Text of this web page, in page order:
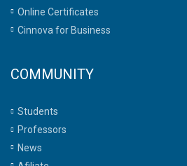
Online Certificates
Cinnova for Business
COMMUNITY
Students
Professors
News